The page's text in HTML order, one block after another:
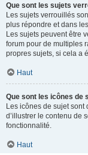
Que sont les sujets
Les sujets verrouillés
plus répondre et dans
Les sujets peuvent être
forum pour de multiples
propres sujets, si cela a
Haut
Que sont les icônes de
Les icônes de sujet sont
d’illustrer le contenu de
fonctionnalité.
Haut